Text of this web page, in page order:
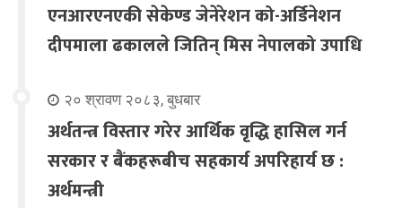
एनआरएनएकी सेकेण्ड जेनेरेशन को-अर्डिनेशन
दीपमाला ढकालले जितिन् मिस नेपालको उपाधि
२० श्रावण २०८३, बुधबार
अर्थतन्त्र विस्तार गरेर आर्थिक वृद्धि हासिल गर्न
सरकार र बैंकहरूबीच सहकार्य अपरिहार्य छ :
अर्थमन्त्री